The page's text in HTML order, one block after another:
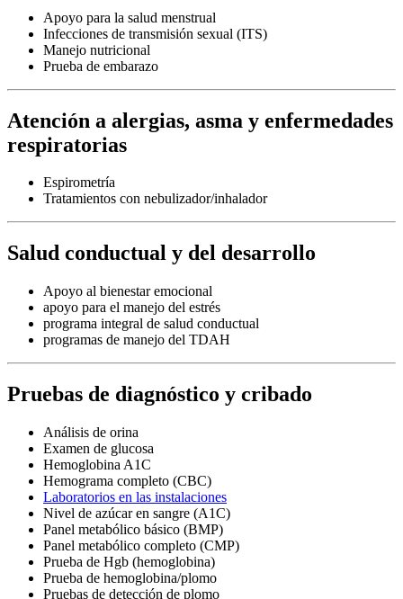
Apoyo para la salud menstrual
Infecciones de transmisión sexual (ITS)
Manejo nutricional
Prueba de embarazo
Atención a alergias, asma y enfermedades
respiratorias
Espirometría
Tratamientos con nebulizador/inhalador
Salud conductual y del desarrollo
Apoyo al bienestar emocional
apoyo para el manejo del estrés
programa integral de salud conductual
programas de manejo del TDAH
Pruebas de diagnóstico y cribado
Análisis de orina
Examen de glucosa
Hemoglobina A1C
Hemograma completo (CBC)
Laboratorios en las instalaciones
Nivel de azúcar en sangre (A1C)
Panel metabólico básico (BMP)
Panel metabólico completo (CMP)
Prueba de Hgb (hemoglobina)
Prueba de hemoglobina/plomo
Pruebas de detección de plomo